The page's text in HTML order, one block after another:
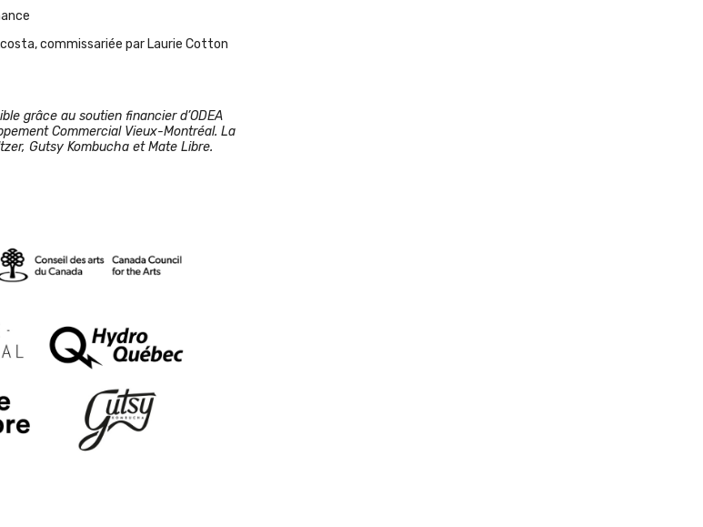
commissariée par Laurie Cotton
grâce au soutien financier d’ODEA
Commercial Vieux-Montréal. La
Gutsy Kombucha et Mate Libre.